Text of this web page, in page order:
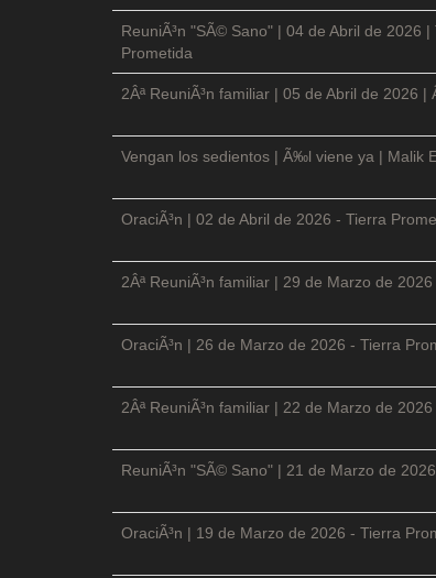
ReuniÃ³n "SÃ© Sano" | 04 de Abril de 2026
Prometida
2Âª ReuniÃ³n familiar | 05 de Abril de 2026
Vengan los sedientos | Ã‰l viene ya | Malik
OraciÃ³n | 02 de Abril de 2026 - Tierra
2Âª ReuniÃ³n familiar | 29 de Marzo de
OraciÃ³n | 26 de Marzo de 2026 - Tierra
2Âª ReuniÃ³n familiar | 22 de Marzo de
ReuniÃ³n "SÃ© Sano" | 21 de Marzo de
OraciÃ³n | 19 de Marzo de 2026 - Tierra